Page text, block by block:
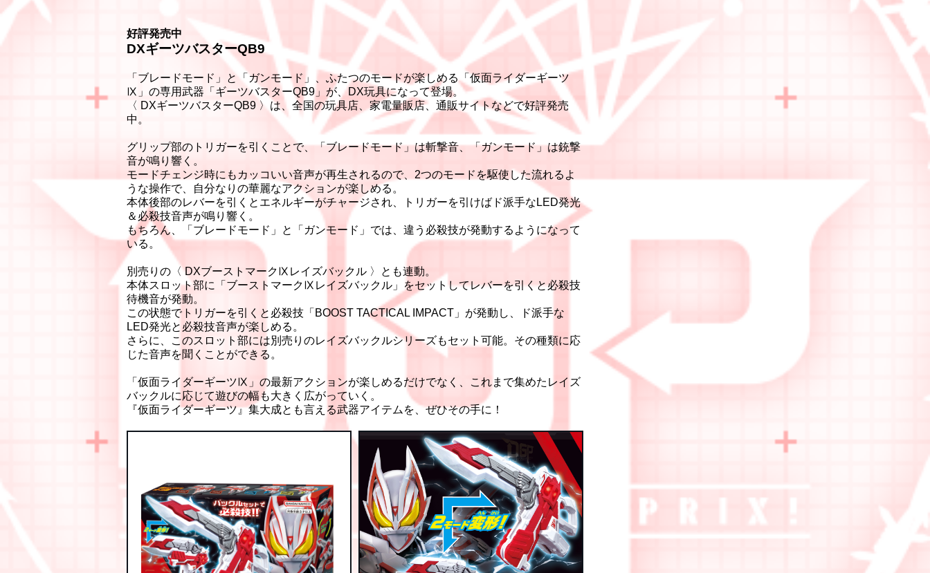
好評発売中
DXギーツバスターQB9
「ブレードモード」と「ガンモード」、ふたつのモードが楽しめる「仮面ライダーギーツ
Ⅸ」の専用武器「ギーツバスターQB9」が、DX玩具になって登場。
〈 DXギーツバスターQB9 〉は、全国の玩具店、家電量販店、通販サイトなどで好評発売
中。
グリップ部のトリガーを引くことで、「ブレードモード」は斬撃音、「ガンモード」は銃撃
音が鳴り響く。
モードチェンジ時にもカッコいい音声が再生されるので、2つのモードを駆使した流れるよ
うな操作で、自分なりの華麗なアクションが楽しめる。
本体後部のレバーを引くとエネルギーがチャージされ、トリガーを引けばド派手なLED発光
＆必殺技音声が鳴り響く。
もちろん、「ブレードモード」と「ガンモード」では、違う必殺技が発動するようになって
いる。
別売りの〈 DXブーストマークⅨレイズバックル 〉とも連動。
本体スロット部に「ブーストマークⅨレイズバックル」をセットしてレバーを引くと必殺技
待機音が発動。
この状態でトリガーを引くと必殺技「BOOST TACTICAL IMPACT」が発動し、ド派手な
LED発光と必殺技音声が楽しめる。
さらに、このスロット部には別売りのレイズバックルシリーズもセット可能。その種類に応
じた音声を聞くことができる。
「仮面ライダーギーツⅨ」の最新アクションが楽しめるだけでなく、これまで集めたレイズ
バックルに応じて遊びの幅も大きく広がっていく。
『仮面ライダーギーツ』集大成とも言える武器アイテムを、ぜひその手に！